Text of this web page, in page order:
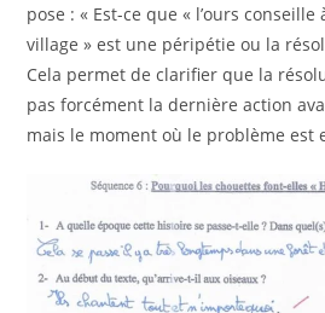
pose : « Est-ce que « l’ours
village » est une péripétie ou la
Cela permet de clarifier que la
pas forcément la dernière action
mais le moment où le problème est